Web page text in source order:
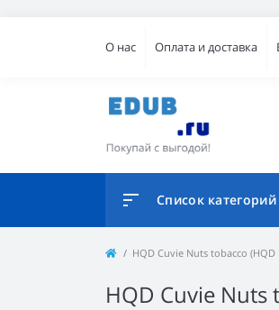
О нас Оплата и доставка
Список категорий
HQD Cuvie Nuts tobacco
HQD Cuvie